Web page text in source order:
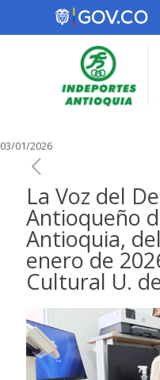
03/01/2026
La Voz del
Antioqueño
Antioquia,
enero de
Cultural U.